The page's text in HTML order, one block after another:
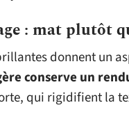
: mat plutôt
donnent un
conserve un
qui rigidifient la